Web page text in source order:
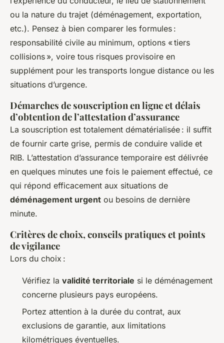
ou la nature du trajet (déménagement, exportation,
etc.). Pensez à bien comparer les formules :
responsabilité civile au minimum, options « tiers
collisions », voire tous risques provisoire en
supplément pour les transports longue distance ou les
situations d’urgence.
Démarches de souscription en ligne et délais
d’obtention de l’attestation d’assurance
La souscription est totalement dématérialisée : il suffit
de fournir carte grise, permis de conduire valide et
RIB. L’attestation d’assurance temporaire est délivrée
en quelques minutes une fois le paiement effectué, ce
qui répond efficacement aux situations de
déménagement urgent ou besoins de dernière
minute.
Critères de choix, conseils pratiques et points
de vigilance
Lors du choix :
Vérifiez la validité territoriale si le déménagement
concerne plusieurs pays européens.
Portez attention à la durée du contrat, aux
exclusions de garantie, aux limitations
kilométriques éventuelles.